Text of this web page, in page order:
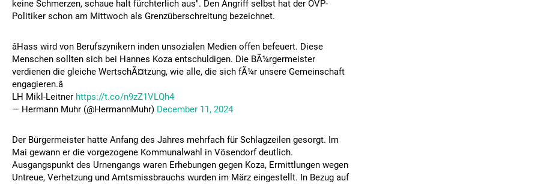
keine Schmerzen, schaue halt fürchterlich aus". Den Angriff selbst hat der ÖVP-
Politiker schon am Mittwoch als Grenzüberschreitung bezeichnet.
âHass wird von Berufszynikern inden unsozialen Medien offen befeuert. Diese
Menschen sollten sich bei Hannes Koza entschuldigen. Die BÃ¼rgermeister
verdienen die gleiche WertschÃ¤tzung, wie alle, die sich fÃ¼r unsere Gemeinschaft
engagieren.â
LH Mikl-Leitner https://t.co/n9zZ1VLQh4
— Hermann Muhr (@HermannMuhr) December 11, 2024
Der Bürgermeister hatte Anfang des Jahres mehrfach für Schlagzeilen gesorgt. Im
Mai gewann er die vorgezogene Kommunalwahl in Vösendorf deutlich.
Ausgangspunkt des Urnengangs waren Erhebungen gegen Koza, Ermittlungen wegen
Untreue, Verhetzung und Amtsmissbrauchs wurden im März eingestellt. In Bezug auf